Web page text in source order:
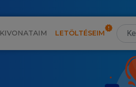
KIVONATAIM LETÖLTÉSEIM